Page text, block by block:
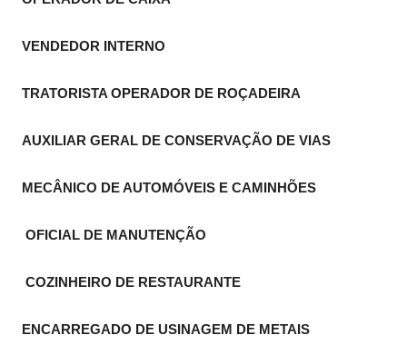
VENDEDOR INTERNO
TRATORISTA OPERADOR DE ROÇADEIRA
AUXILIAR GERAL DE CONSERVAÇÃO DE VIAS
MECÂNICO DE AUTOMÓVEIS E CAMINHÕES
OFICIAL DE MANUTENÇÃO
COZINHEIRO DE RESTAURANTE
ENCARREGADO DE USINAGEM DE METAIS